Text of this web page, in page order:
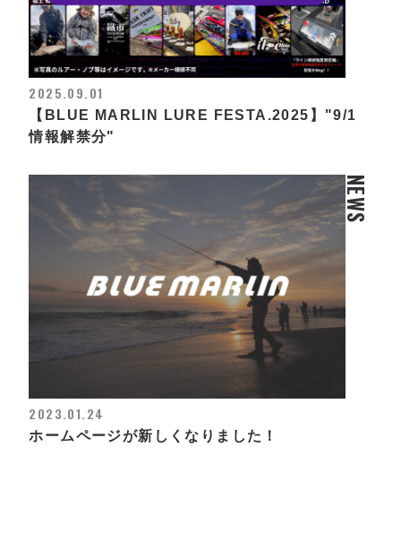
2025.09.01
【BLUE MARLIN LURE FESTA.2025】"9/1
情報解禁分"
NEWS
2023.01.24
ホームページが新しくなりました！